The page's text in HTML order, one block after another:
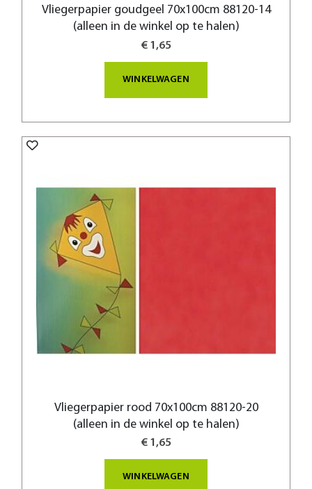
Vliegerpapier goudgeel 70x100cm 88120-14
(alleen in de winkel op te halen)
€ 1,65
WINKELWAGEN
Vliegerpapier rood 70x100cm 88120-20
(alleen in de winkel op te halen)
€ 1,65
WINKELWAGEN